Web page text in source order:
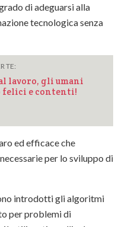
di adeguarsi alla
tecnologica senza
TE:
lavoro, gli umani
felici e contenti!
ed efficace che
per lo sviluppo di
introdotti gli algoritmi
per problemi di